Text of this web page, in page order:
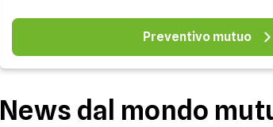
Preventivo mutuo
News dal mondo